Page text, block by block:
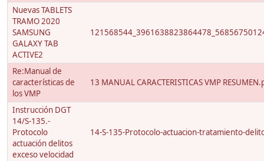
Nuevas TABLETS
TRAMO 2020
SAMSUNG
GALAXY TAB
ACTIVE2
Re:Manual de
características de
los VMP
13 MANUAL CARACTERISTICAS VMP
Instrucción DGT
14/S-135.-
Protocolo
actuación delitos
exceso velocidad
14-S-135-Protocolo-actuacion-tratamiento-